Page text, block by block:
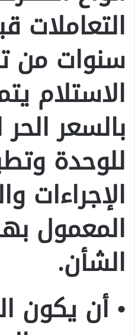
سنوات من
الاستلام
بالسعر
للوحدة
الإجراءات
المعمول
الشأن.
• أن يكون